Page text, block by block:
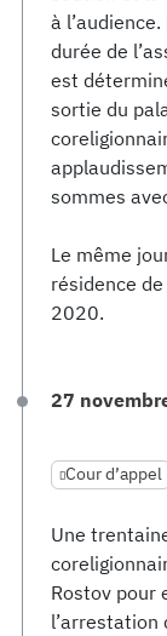
à
durée de
est
sortie du
sommes
Le même
résidence
2020.
27
Cour d’appel
Une
Rostov pour
l’arrestation